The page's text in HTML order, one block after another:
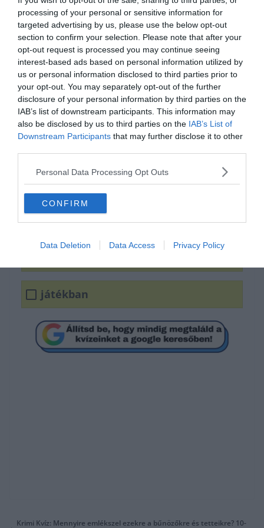
processing of your personal or sensitive information for
targeted advertising by us, please use the below opt-out
section to confirm your selection. Please note that after your
opt-out request is processed you may continue seeing
interest-based ads based on personal information utilized by
us or personal information disclosed to third parties prior to
your opt-out. You may separately opt-out of the further
disclosure of your personal information by third parties on the
IAB’s list of downstream participants. This information may
also be disclosed by us to third parties on the IAB’s List of
Downstream Participants that may further disclose it to other
Personal Data Processing Opt Outs
CONFIRM
Data Deletion Data Access Privacy Policy
Lássuk!
Amit nyer a ______ ,
elveszti a vámon.
réven
játékban
Krimi Kvíz: Mennyire emlékszel ezekre a bűnözőkre és tetteikre? 10-